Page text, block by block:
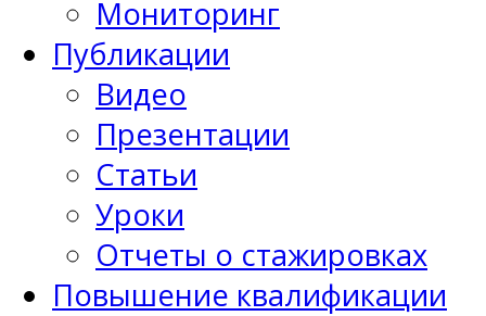
Мониторинг
Публикации
Видео
Презентации
Статьи
Уроки
Отчеты о стажировках
Повышение квалификации